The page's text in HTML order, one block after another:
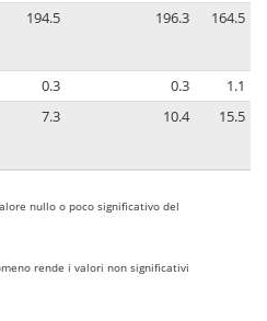
194.5 196.3 164.5
0.3 0.3
1.1
7.3 10.4 15.5
nullo o poco significativo del
rende i valori non significativi